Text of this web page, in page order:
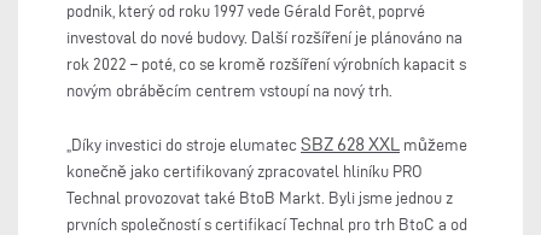
podnik, který od roku 1997 vede Gérald Forêt, poprvé
investoval do nové budovy. Další rozšíření je plánováno na
rok 2022 – poté, co se kromě rozšíření výrobních kapacit s
novým obráběcím centrem vstoupí na nový trh.
„Díky investici do stroje elumatec SBZ 628 XXL můžeme
konečně jako certifikovaný zpracovatel hliníku PRO
Technal provozovat také BtoB Markt. Byli jsme jednou z
prvních společností s certifikací Technal pro trh BtoC a od